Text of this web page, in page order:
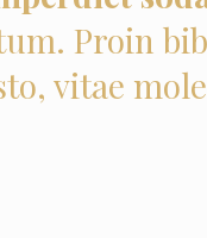
Proin
vitae